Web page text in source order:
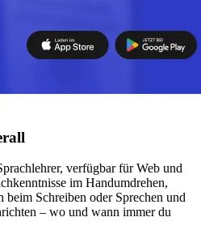
verfügbar für Web und
im Handumdrehen,
beim Schreiben oder Sprechen und
– wo und wann immer du